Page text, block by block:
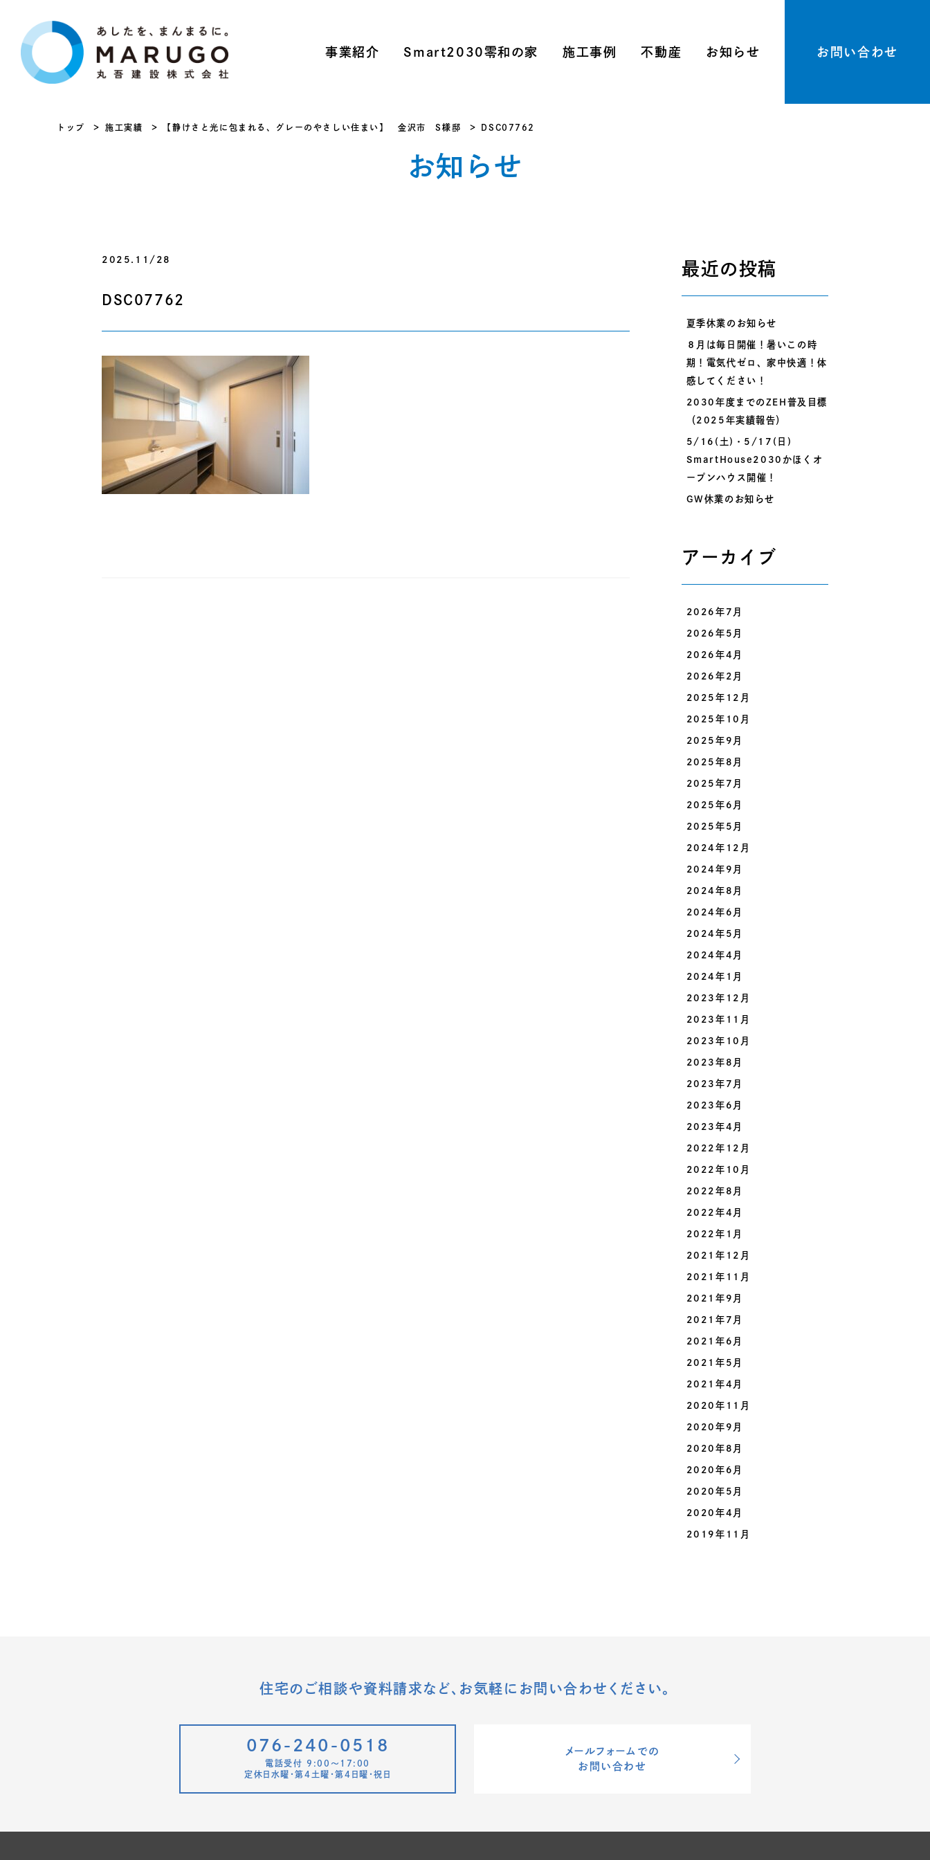
事業紹介 Smart2030零和の家 施工事例 不動産 お知らせ お問い合わせ
トップ 施工実績 【静けさと光に包まれる、グレーのやさしい住まい】 金沢市 S様邸 DSC07762
お知らせ
2025.11/28
DSC07762
最近の投稿
夏季休業のお知らせ
８月は毎日開催！暑いこの時
期！電気代ゼロ、家中快適！体
感してください！
2030年度までのZEH普及目標
（2025年実績報告）
5/16(土)・5/17(日)
SmartHouse2030かほくオ
ープンハウス開催！
GW休業のお知らせ
アーカイブ
2026年7月
2026年5月
2026年4月
2026年2月
2025年12月
2025年10月
2025年9月
2025年8月
2025年7月
2025年6月
2025年5月
2024年12月
2024年9月
2024年8月
2024年6月
2024年5月
2024年4月
2024年1月
2023年12月
2023年11月
2023年10月
2023年8月
2023年7月
2023年6月
2023年4月
2022年12月
2022年10月
2022年8月
2022年4月
2022年1月
2021年12月
2021年11月
2021年9月
2021年7月
2021年6月
2021年5月
2021年4月
2020年11月
2020年9月
2020年8月
2020年6月
2020年5月
2020年4月
2019年11月
住宅のご相談や資料請求など、 お気軽にお問い合わせください。
076-240-0518
電話受付 9:00〜17:00
定休日水曜・第4土曜・第4日曜・祝日
メールフォームでの
お問い合わせ